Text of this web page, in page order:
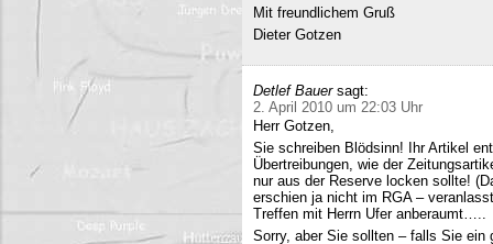
Mit freundlichem Gruß
Dieter Gotzen
Detlef Bauer sagt:
2. April 2010 um 22:03 Uhr
Herr Gotzen,
Sie schreiben Blödsinn! Ihr Artikel
Übertreibungen, wie der
nur aus der Reserve locken sollte!
erschien ja nicht im RGA –
Treffen mit Herrn Ufer anberaumt…..
Sorry, aber Sie sollten – falls Sie ein